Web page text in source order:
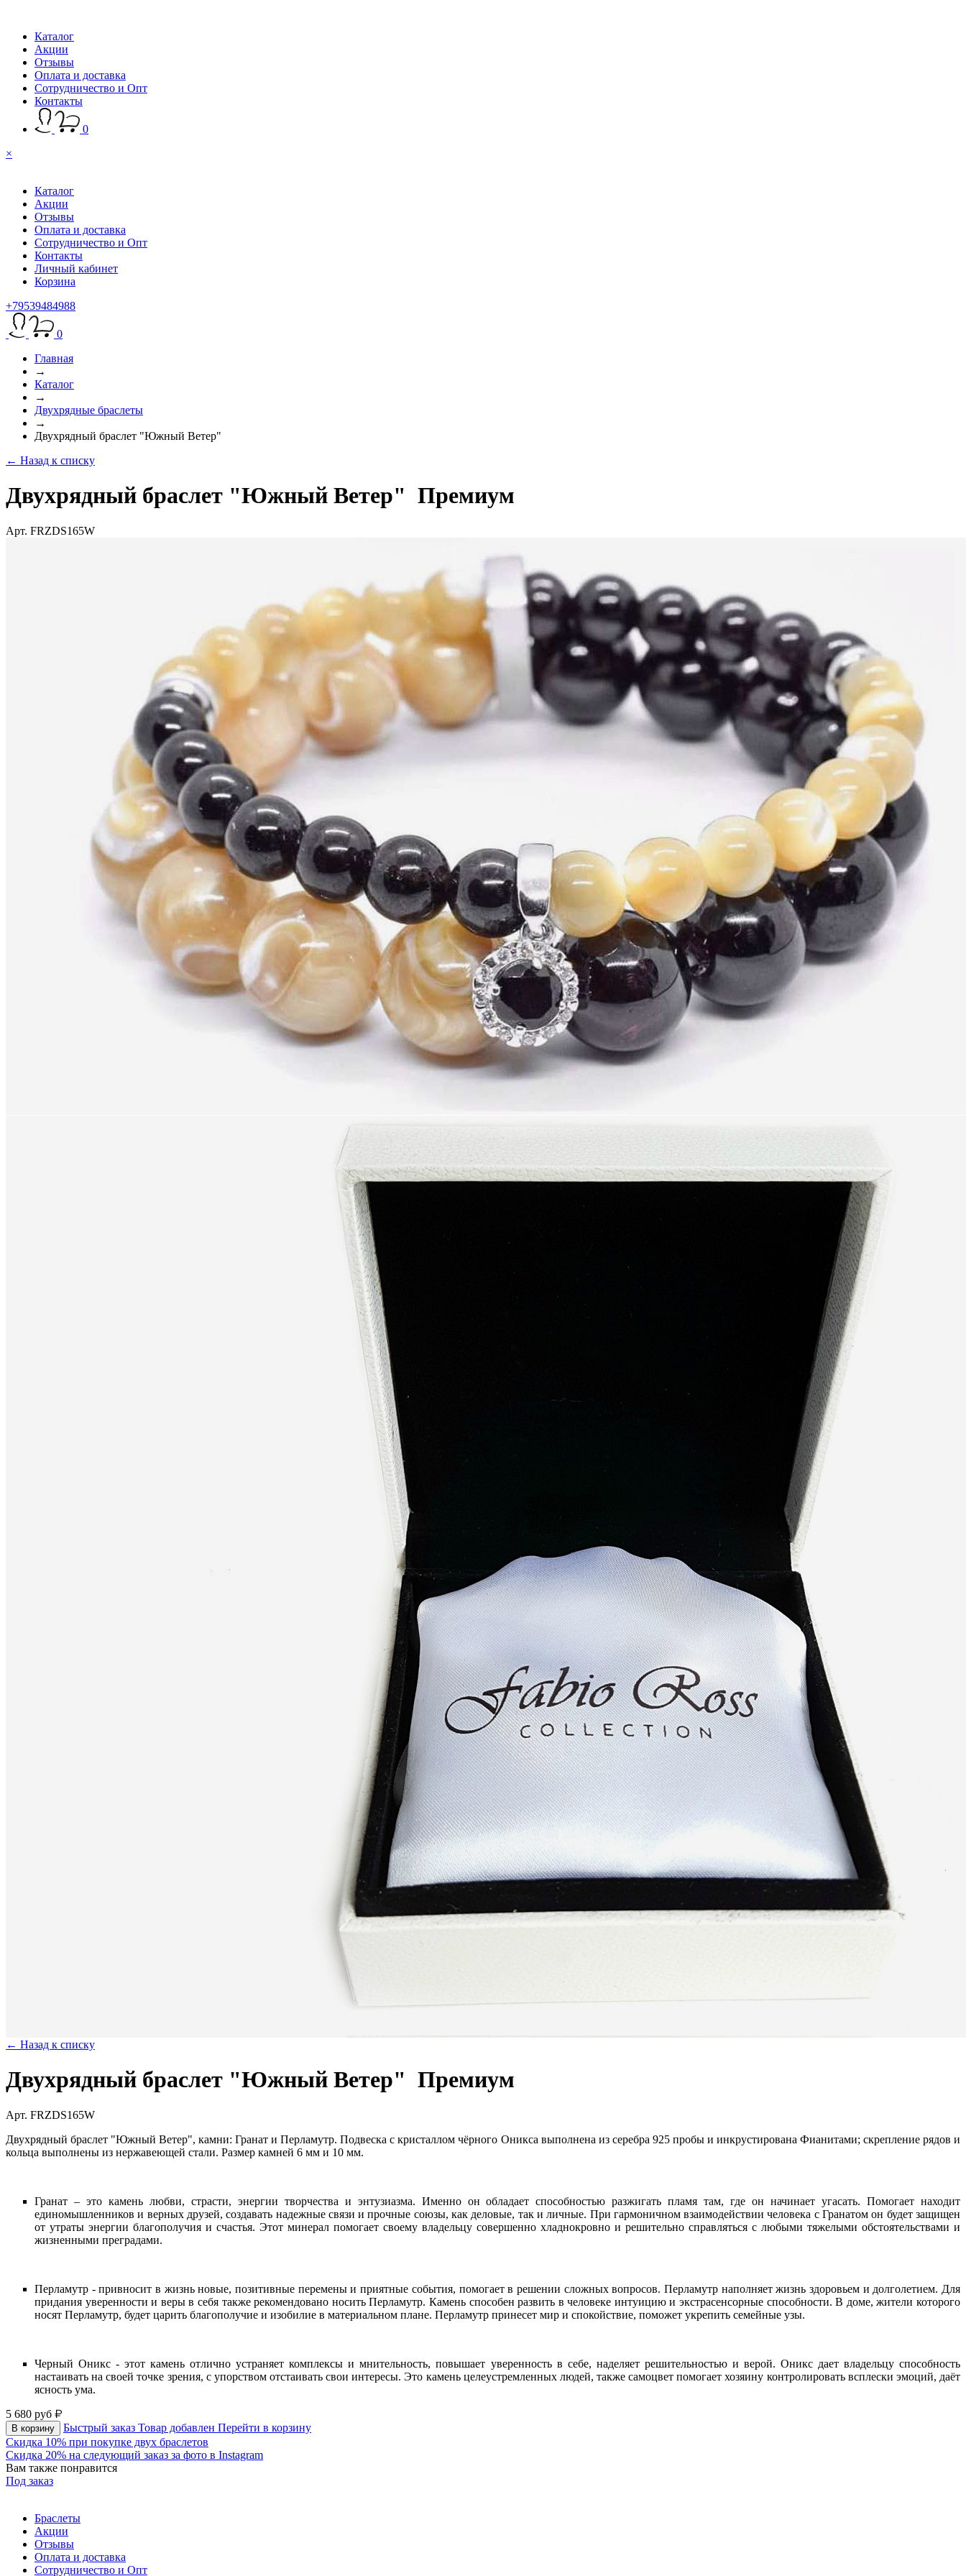
Каталог
Акции
Отзывы
Оплата и доставка
Сотрудничество и Опт
Контакты
0
×
Каталог
Акции
Отзывы
Оплата и доставка
Сотрудничество и Опт
Контакты
Личный кабинет
Корзина
+79539484988
0
Главная
→
Каталог
→
Двухрядные браслеты
→
Двухрядный браслет "Южный Ветер"
← Назад к списку
Двухрядный браслет "Южный Ветер" Премиум
Арт. FRZDS165W
← Назад к списку
Двухрядный браслет "Южный Ветер" Премиум
Арт. FRZDS165W
Двухрядный браслет "Южный Ветер", камни: Гранат и Перламутр. Подвеска с кристаллом чёрного Оникса выполнена из серебра 925 пробы и инкрустирована Фианитами; скрепление рядов и
кольца выполнены из нержавеющей стали. Размер камней 6 мм и 10 мм.
Гранат – это камень любви, страсти, энергии творчества и энтузиазма. Именно он обладает способностью разжигать пламя там, где он начинает угасать. Помогает находит
единомышленников и верных друзей, создавать надежные связи и прочные союзы, как деловые, так и личные. При гармоничном взаимодействии человека с Гранатом он будет защищен
от утраты энергии благополучия и счастья. Этот минерал помогает своему владельцу совершенно хладнокровно и решительно справляться с любыми тяжелыми обстоятельствами и
жизненными преградами.
Перламутр - привносит в жизнь новые, позитивные перемены и приятные события, помогает в решении сложных вопросов. Перламутр наполняет жизнь здоровьем и долголетием. Для
придания уверенности и веры в себя также рекомендовано носить Перламутр. Камень способен развить в человеке интуицию и экстрасенсорные способности. В доме, жители которого
носят Перламутр, будет царить благополучие и изобилие в материальном плане. Перламутр принесет мир и спокойствие, поможет укрепить семейные узы.
Черный Оникс - этот камень отлично устраняет комплексы и мнительность, повышает уверенность в себе, наделяет решительностью и верой. Оникс дает владельцу способность
настаивать на своей точке зрения, с упорством отстаивать свои интересы. Это камень целеустремленных людей, также самоцвет помогает хозяину контролировать всплески эмоций, даёт
ясность ума.
5 680 руб
В корзину Быстрый заказ Товар добавлен Перейти в корзину
Скидка 10% при покупке двух браслетов
Скидка 20% на следующий заказ за фото в Instagram
Вам также понравится
Под заказ
Браслеты
Акции
Отзывы
Оплата и доставка
Сотрудничество и Опт